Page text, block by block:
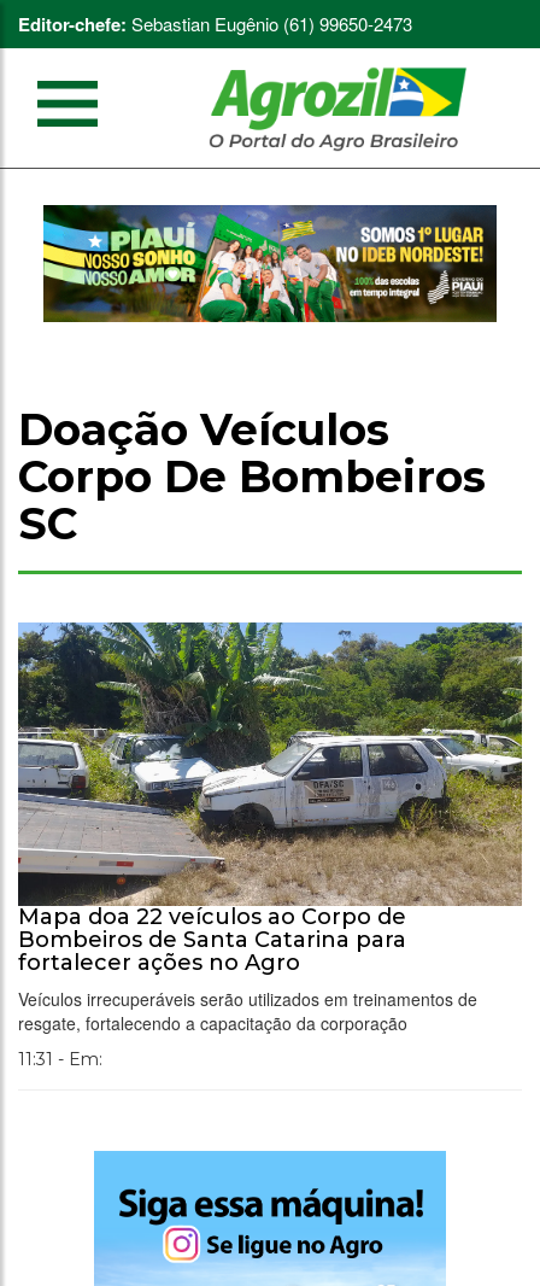
Editor-chefe: Sebastian Eugênio (61) 99650-2473
Doação Veículos
Corpo De Bombeiros
SC
Mapa doa 22 veículos ao Corpo de
Bombeiros de Santa Catarina para
fortalecer ações no Agro
Veículos irrecuperáveis serão utilizados em treinamentos de
resgate, fortalecendo a capacitação da corporação
11:31 - Em: